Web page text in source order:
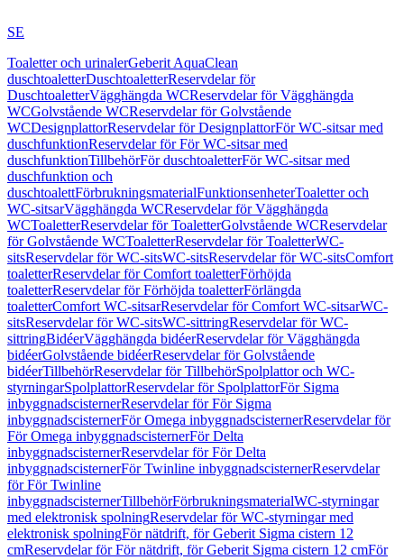
SE
Toaletter och urinalerGeberit AquaClean
duschtoaletterDuschtoaletterReservdelar för
DuschtoaletterVägghängda WCReservdelar för Vägghängda
WCGolvstående WCReservdelar för Golvstående
WCDesignplattorReservdelar för DesignplattorFör WC-sitsar med
duschfunktionReservdelar för För WC-sitsar med
duschfunktionTillbehörFör duschtoaletterFör WC-sitsar med
duschfunktion och
duschtoalettFörbrukningsmaterialFunktionsenheterToaletter och
WC-sitsarVägghängda WCReservdelar för Vägghängda
WCToaletterReservdelar för ToaletterGolvstående WCReservdelar
för Golvstående WCToaletterReservdelar för ToaletterWC-
sitsReservdelar för WC-sitsWC-sitsReservdelar för WC-sitsComfort
toaletterReservdelar för Comfort toaletterFörhöjda
toaletterReservdelar för Förhöjda toaletterFörlängda
toaletterComfort WC-sitsarReservdelar för Comfort WC-sitsarWC-
sitsReservdelar för WC-sitsWC-sittringReservdelar för WC-
sittringBidéerVägghängda bidéerReservdelar för Vägghängda
bidéerGolvstående bidéerReservdelar för Golvstående
bidéerTillbehörReservdelar för TillbehörSpolplattor och WC-
styrningarSpolplattorReservdelar för SpolplattorFör Sigma
inbyggnadscisternerReservdelar för För Sigma
inbyggnadscisternerFör Omega inbyggnadscisternerReservdelar för
För Omega inbyggnadscisternerFör Delta
inbyggnadscisternerReservdelar för För Delta
inbyggnadscisternerFör Twinline inbyggnadscisternerReservdelar
för För Twinline
inbyggnadscisternerTillbehörFörbrukningsmaterialWC-styrningar
med elektronisk spolningReservdelar för WC-styrningar med
elektronisk spolningFör nätdrift, för Geberit Sigma cistern 12
cmReservdelar för För nätdrift, för Geberit Sigma cistern 12 cmFör